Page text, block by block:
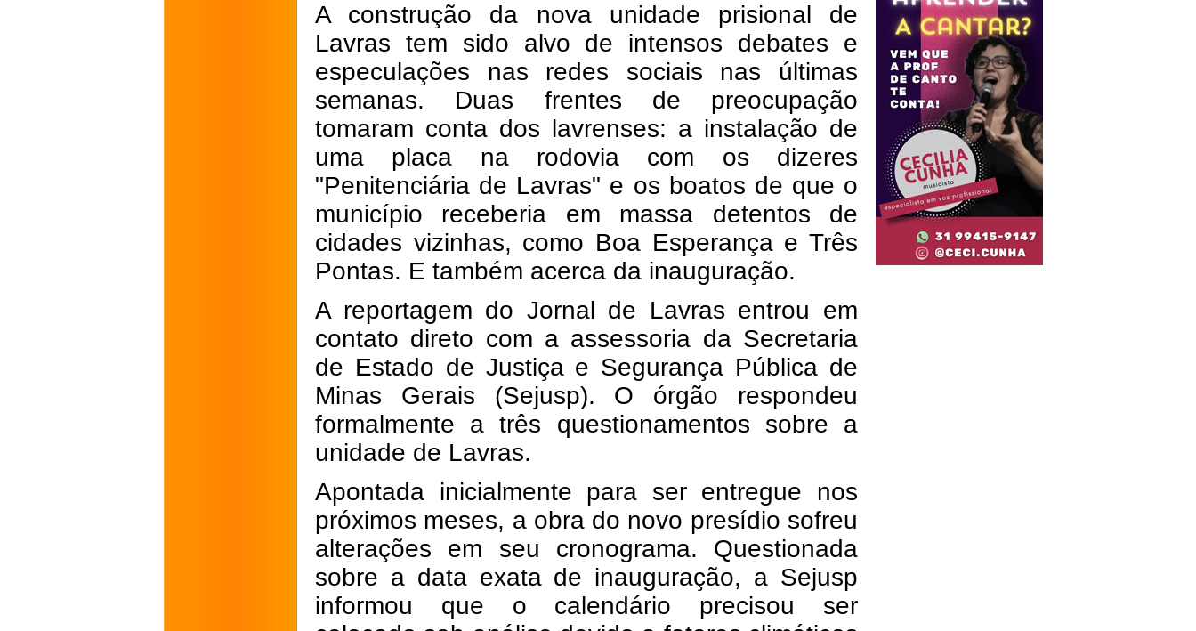
A construção da nova unidade prisional de
Lavras tem sido alvo de intensos debates e
especulações nas redes sociais nas últimas
semanas. Duas frentes de preocupação
tomaram conta dos lavrenses: a instalação de
uma placa na rodovia com os dizeres
"Penitenciária de Lavras" e os boatos de que o
município receberia em massa detentos de
cidades vizinhas, como Boa Esperança e Três
Pontas. E também acerca da inauguração.
A reportagem do Jornal de Lavras entrou em
contato direto com a assessoria da Secretaria
de Estado de Justiça e Segurança Pública de
Minas Gerais (Sejusp). O órgão respondeu
formalmente a três questionamentos sobre a
unidade de Lavras.
Apontada inicialmente para ser entregue nos
próximos meses, a obra do novo presídio sofreu
alterações em seu cronograma. Questionada
sobre a data exata de inauguração, a Sejusp
informou que o calendário precisou ser